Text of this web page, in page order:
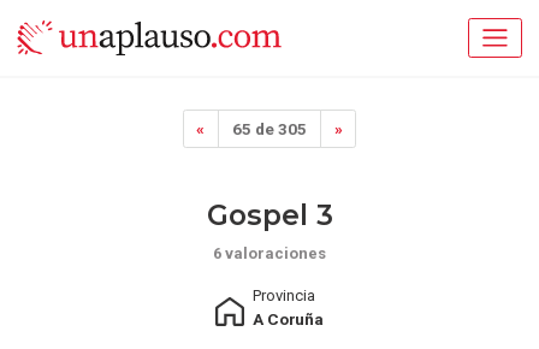
« 65 de 305 »
Gospel 3
6 valoraciones
Provincia
A Coruña